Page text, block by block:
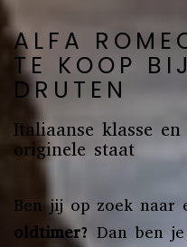
ALFA
TE KOOP
DRUTEN
Italiaanse klasse
originele staat
Ben jij op zoek naar
oldtimer? Dan ben